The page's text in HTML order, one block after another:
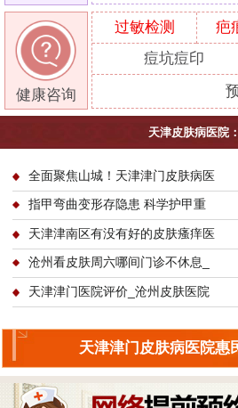
健康咨询
过敏检测 疤
痘坑痘印
天津皮肤病医院
全面聚焦山城！天津津门皮肤病医
指甲弯曲变形存隐患 科学护甲重
天津津南区有没有好的皮肤瘙痒医
沧州看皮肤周六哪间门诊不休息_
天津津门医院评价_沧州皮肤医院
天津津门皮肤病医院惠